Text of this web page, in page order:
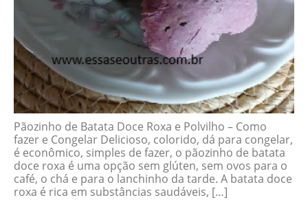
Pãozinho de Batata Doce Roxa e Polvilho – Como
fazer e Congelar Delicioso, colorido, dá para congelar,
é econômico, simples de fazer, o pãozinho de batata
doce roxa é uma opção sem glúten, sem ovos para o
café, o chá e para o lanchinho da tarde. A batata doce
roxa é rica em substâncias saudáveis, […]